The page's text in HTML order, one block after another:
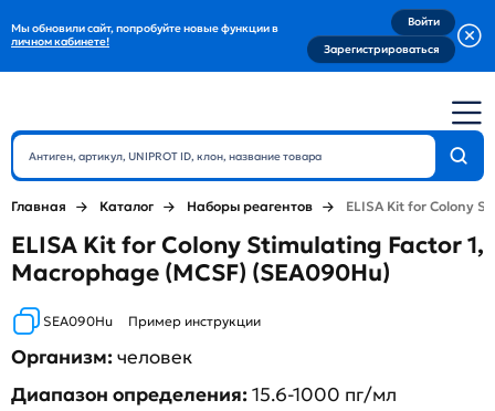
Мы обновили сайт, попробуйте новые функции в
личном кабинете!
Войти
Зарегистрироваться
Главная Каталог Наборы реагентов ELISA Kit for Colony
ELISA Kit for Colony Stimulating Factor 1,
Macrophage (MCSF) (SEA090Hu)
SEA090Hu Пример инструкции
Организм:человек
Диапазон определения:15.6-1000 пг/мл